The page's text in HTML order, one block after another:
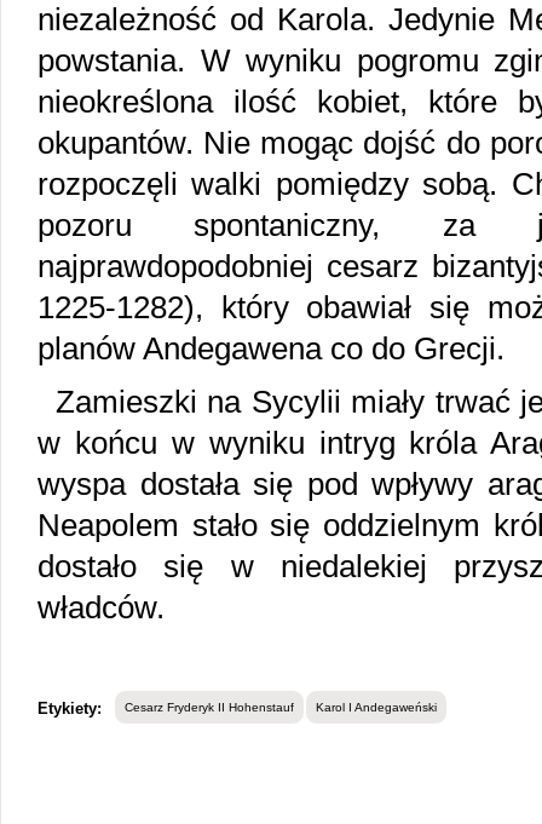
niezależność od Karola. Jedynie
powstania. W wyniku pogromu
nieokreślona ilość kobiet, które
okupantów. Nie mogąc dojść do
rozpoczęli walki pomiędzy sobą.
pozoru spontaniczny, za
najprawdopodobniej cesarz
1225-1282), który obawiał się
planów Andegawena co do Grecji.
Zamieszki na Sycylii miały trwać
w końcu w wyniku intryg króla
wyspa dostała się pod wpływy
Neapolem stało się oddzielnym
dostało się w niedalekiej
władców.
Etykiety: Cesarz Fryderyk II Hohenstauf Karol I Andegaweński